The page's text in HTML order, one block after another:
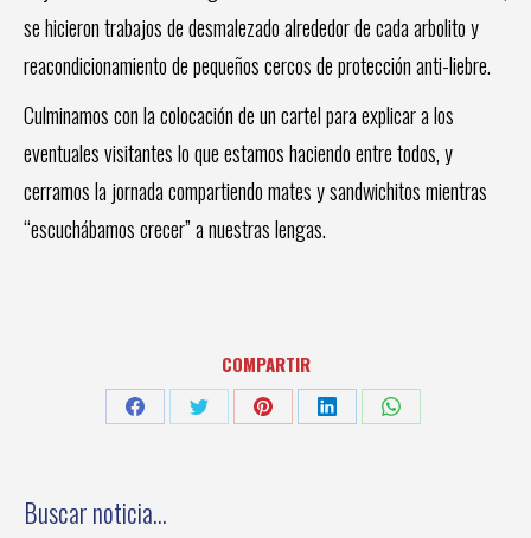
se hicieron trabajos de desmalezado alrededor de cada arbolito y
reacondicionamiento de pequeños cercos de protección anti-liebre.
Culminamos con la colocación de un cartel para explicar a los
eventuales visitantes lo que estamos haciendo entre todos, y
cerramos la jornada compartiendo mates y sandwichitos mientras
“escuchábamos crecer” a nuestras lengas.
COMPARTIR
Share
Share
Share
Share
Share
Buscar noticia…